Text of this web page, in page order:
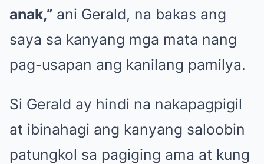
anak,” ani Gerald, na bakas ang
saya sa kanyang mga mata nang
pag-usapan ang kanilang pamilya.
Si Gerald ay hindi na nakapagpigil
at ibinahagi ang kanyang saloobin
patungkol sa pagiging ama at kung